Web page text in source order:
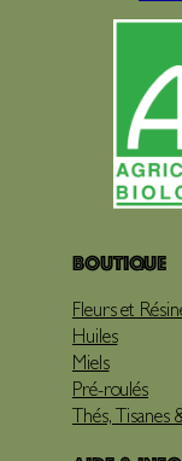
Boutique
Fleurs et
Huiles
Miels
Pré-roulés
Thés, Tisanes